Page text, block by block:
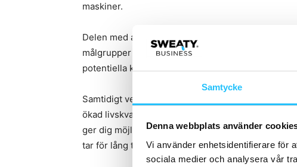
Samtycke
Denna webbplats använder
Vi använder enhetsidentifierare för
sociala medier och analysera vår
maskiner.
Delen med att ”träna på gym” ska ta 60 minuter
målgrupper som ännu inte hittat in i gymmiljön. Att
potentiella kunder både tråkigt och en känsla av
Samtidigt vet vi alla – att spenderad tid på
ökad livskvantitet (att helt enkelt leva längre) och
ger dig möjlighet att leva livet fullt ut). Lösningen
tar för lång tid men ändå ger suveräna resultat.